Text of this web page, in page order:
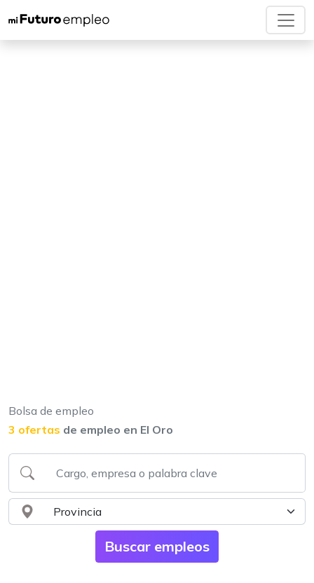
Bolsa de empleo
3 ofertas de empleo en El Oro